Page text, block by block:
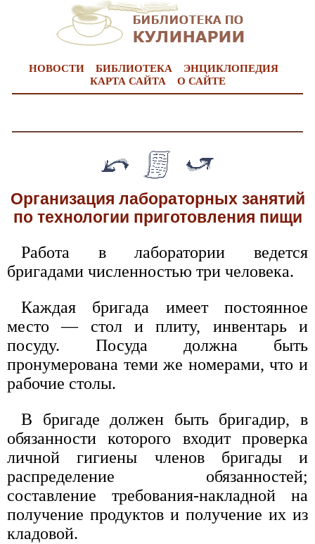
НОВОСТИ БИБЛИОТЕКА
ЭНЦИКЛОПЕДИЯ
КАРТА САЙТА
О САЙТЕ
Организация лабораторных занятий
по технологии приготовления пищи
Работа в лаборатории ведется
бригадами численностью три человека.
Каждая бригада имеет постоянное
место — стол и плиту, инвентарь и
посуду. Посуда должна быть
пронумерована теми же номерами, что и
рабочие столы.
В бригаде должен быть бригадир, в
обязанности которого входит проверка
личной гигиены членов бригады и
распределение обязанностей;
составление требования-накладной на
получение продуктов и получение их из
кладовой.